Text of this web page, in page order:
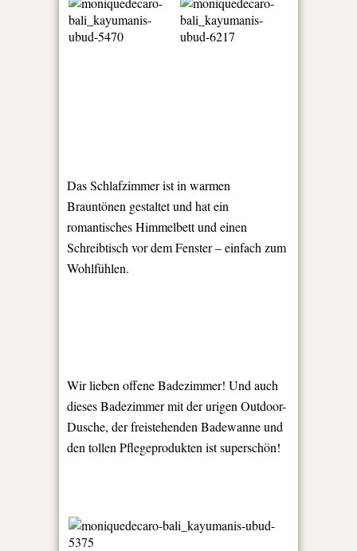
Das Schlafzimmer ist in warmen
Brauntönen gestaltet und hat ein
romantisches Himmelbett und einen
Schreibtisch vor dem Fenster – einfach zum
Wohlfühlen.
Wir lieben offene Badezimmer! Und auch
dieses Badezimmer mit der urigen Outdoor-
Dusche, der freistehenden Badewanne und
den tollen Pflegeprodukten ist superschön!